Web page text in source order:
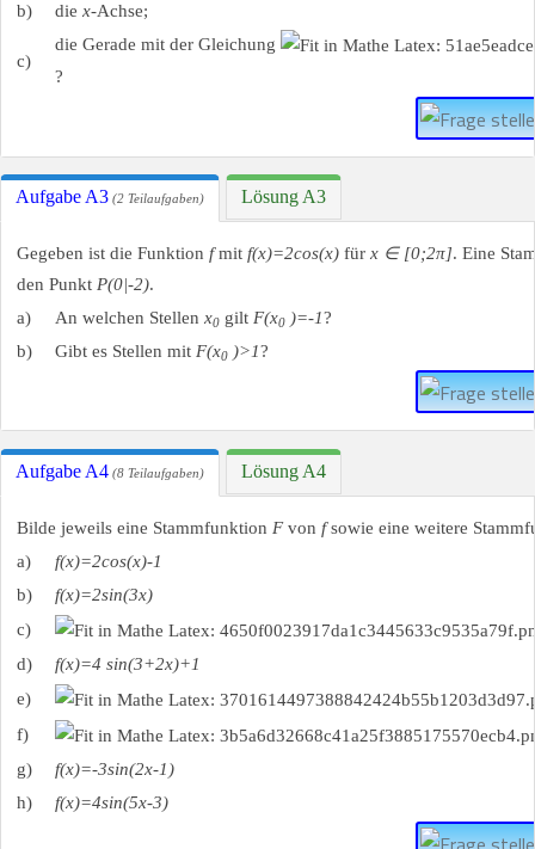
b) die x-Achse;
c)
die Gerade mit der Gleichung
?
Aufgabe A3 (2 Teilaufgaben) Lösung A3
Gegeben ist die Funktion fmit f(x)=2cos⁡(x) für x ∈ [0;2π]. Eine
den Punkt P(0|-2).
a)
An welchen Stellen x0 gilt F(x0 )=-1?
b)
Gibt es Stellen mit F(x0 )>1?
Aufgabe A4 (8 Teilaufgaben) Lösung A4
Bilde jeweils eine Stammfunktion Fvon fsowie eine weitere
a)
f(x)=2cos⁡(x)-1
b)
f(x)=2sin⁡(3x)
c)
d)
f(x)=4 sin⁡(3+2x)+1
e)
f)
g)
f(x)=-3sin⁡(2x-1)
h)
f(x)=4sin(5x-3)